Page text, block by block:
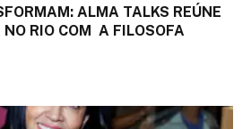
ALMA TALKS REÚNE
RIO COM A FILOSOFA